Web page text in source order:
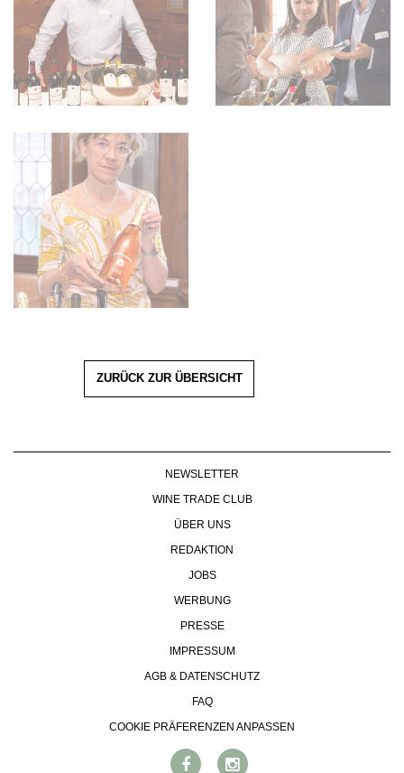
ZURÜCK ZUR ÜBERSICHT
NEWSLETTER
WINE TRADE CLUB
ÜBER UNS
REDAKTION
JOBS
WERBUNG
PRESSE
IMPRESSUM
AGB & DATENSCHUTZ
FAQ
COOKIE PRÄFERENZEN ANPASSEN